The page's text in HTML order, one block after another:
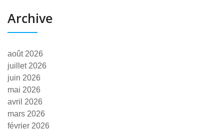
Archive
août 2026
juillet 2026
juin 2026
mai 2026
avril 2026
mars 2026
février 2026